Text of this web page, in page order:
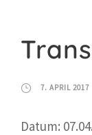
7. APRIL 2017
Datum: